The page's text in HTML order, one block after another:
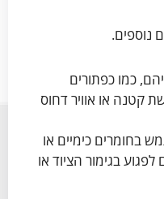
נוספים.
כמו כפתורים
קטנה או אוויר דחוס
בחומרים כימיים או
בגימור הציוד או